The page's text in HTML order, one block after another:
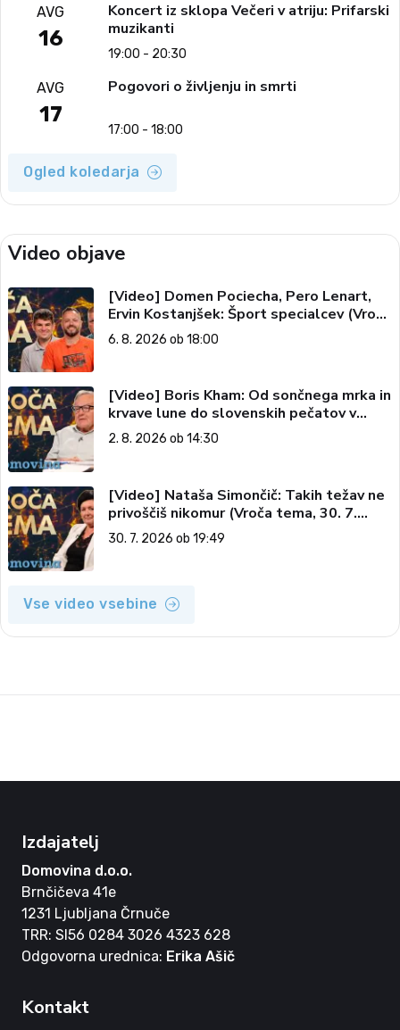
AVG
16
Koncert iz sklopa Večeri v atriju: Prifarski
muzikanti
19:00 - 20:30
AVG
17
Pogovori o življenju in smrti
17:00 - 18:00
Ogled koledarja
Video objave
[Video] Domen Pociecha, Pero Lenart,
Ervin Kostanjšek: Šport specialcev (Vroča
tema, 6. 8. 2026)
6. 8. 2026 ob 18:00
[Video] Boris Kham: Od sončnega mrka in
krvave lune do slovenskih pečatov v
vesolju (Vroča tema, 2. 8. 2026)
2. 8. 2026 ob 14:30
[Video] Nataša Simončič: Takih težav ne
privoščiš nikomur (Vroča tema, 30. 7.
2026)
30. 7. 2026 ob 19:49
Vse video vsebine
Izdajatelj
Domovina d.o.o.
Brnčičeva 41e
1231 Ljubljana Črnuče
TRR: SI56 0284 3026 4323 628
Odgovorna urednica: Erika Ašič
Kontakt